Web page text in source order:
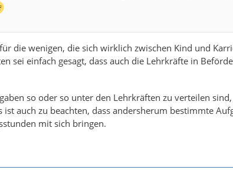
die wenigen, die sich wirklich zwischen Kind und
sei einfach gesagt, dass auch die Lehrkräfte in
so oder so unter den Lehrkräften zu verteilen
auch zu beachten, dass andersherum bestimmte
mit sich bringen.